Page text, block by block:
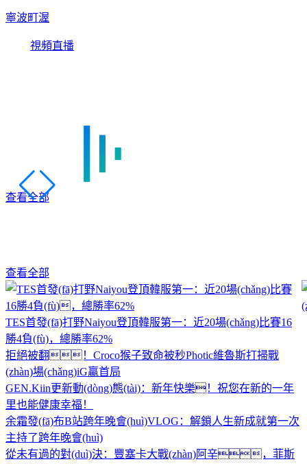
寧波町渥
視頻直播
查看全部
查看全部
TES首發(fā)打野Naiyou登頂韓服第一：近20場(chǎng)比賽16
勝4負(fù)，總勝率62%
拒絕被翻！Croco猴子致命被秒Photic維魯斯打掃戰
(zhàn)場(chǎng)iG贏首局
GEN.Kiin更新動(dòng)態(tài)：新年快樂！祝您在新的一年
里也能健康幸福！
余霜發(fā)布B站跨年晚會(huì)VLOG：解鎖人生新成就第一次
主持了跨年晚會(huì)
從未有過的對(duì)決：豐塞卡大戰(zhàn)阿辛，菲斯